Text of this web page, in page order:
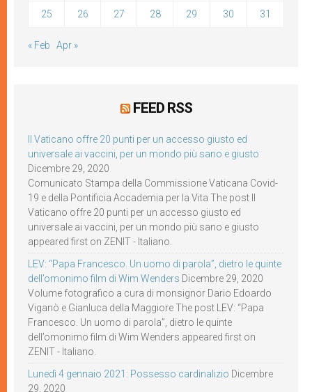
25 26 27 28 29 30 31
« Feb Apr »
FEED RSS
Il Vaticano offre 20 punti per un accesso giusto ed
universale ai vaccini, per un mondo più sano e giusto
Dicembre 29, 2020
Comunicato Stampa della Commissione Vaticana Covid-
19 e della Pontificia Accademia per la Vita The post Il
Vaticano offre 20 punti per un accesso giusto ed
universale ai vaccini, per un mondo più sano e giusto
appeared first on ZENIT - Italiano.
LEV: “Papa Francesco. Un uomo di parola”, dietro le quinte
dell’omonimo film di Wim Wenders Dicembre 29, 2020
Volume fotografico a cura di monsignor Dario Edoardo
Viganò e Gianluca della Maggiore The post LEV: “Papa
Francesco. Un uomo di parola”, dietro le quinte
dell’omonimo film di Wim Wenders appeared first on
ZENIT - Italiano.
Lunedì 4 gennaio 2021: Possesso cardinalizio Dicembre
29, 2020